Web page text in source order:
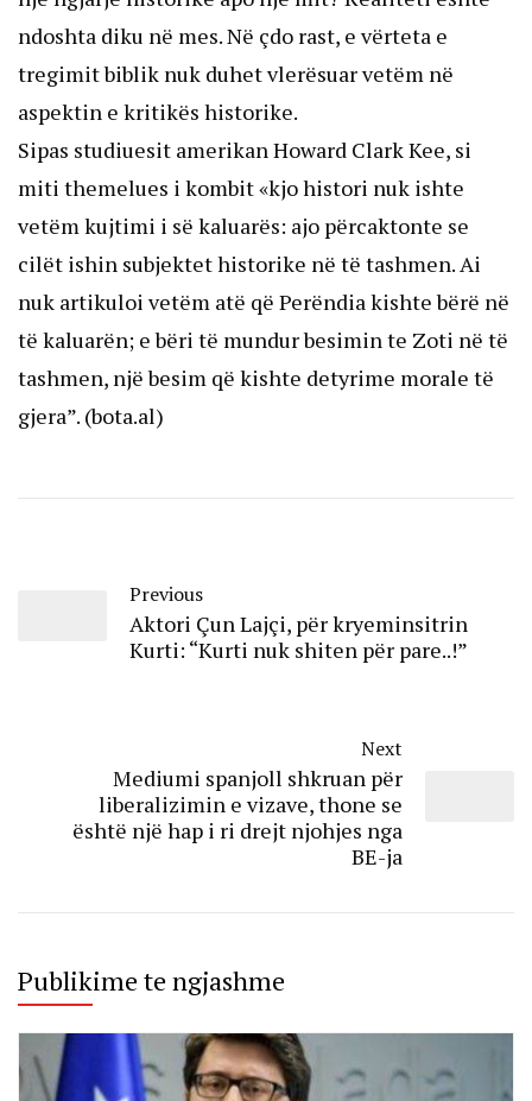
ndoshta diku në mes. Në çdo rast, e vërteta e
tregimit biblik nuk duhet vlerësuar vetëm në
aspektin e kritikës historike.
Sipas studiuesit amerikan Howard Clark Kee, si
miti themelues i kombit «kjo histori nuk ishte
vetëm kujtimi i së kaluarës: ajo përcaktonte se
cilët ishin subjektet historike në të tashmen. Ai
nuk artikuloi vetëm atë që Perëndia kishte bërë në
të kaluarën; e bëri të mundur besimin te Zoti në të
tashmen, një besim që kishte detyrime morale të
gjera”. (bota.al)
Previous
Aktori Çun Lajçi, për kryeminsitrin
Kurti: “Kurti nuk shiten për pare..!”
Next
Mediumi spanjoll shkruan për
liberalizimin e vizave, thone se
është një hap i ri drejt njohjes nga
BE-ja
Publikime te ngjashme